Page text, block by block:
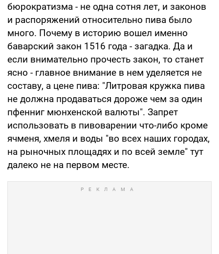
бюрократизма - не одна сотня лет, и законов
и распоряжений относительно пива было
много. Почему в историю вошел именно
баварский закон 1516 года - загадка. Да и
если внимательно прочесть закон, то станет
ясно - главное внимание в нем уделяется не
составу, а цене пива: "Литровая кружка пива
не должна продаваться дороже чем за один
пфенниг мюнхенской валюты". Запрет
использовать в пивоварении что-либо кроме
ячменя, хмеля и воды "во всех наших городах,
на рыночных площадях и по всей земле" тут
далеко не на первом месте.